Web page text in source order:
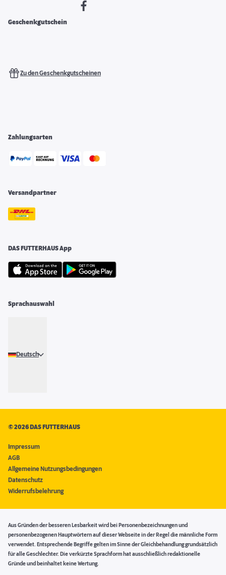
Geschenkgutschein
Zu den Geschenkgutscheinen
Zahlungsarten
Versandpartner
DAS FUTTERHAUS App
Sprachauswahl
Deutsch
©2026 DAS FUTTERHAUS
Impressum
AGB
Allgemeine Nutzungsbedingungen
Datenschutz
Widerrufsbelehrung
Aus Gründen der besseren Lesbarkeit wird bei Personenbezeichnungen und
personenbezogenen Hauptwörtern auf dieser Webseite in der Regel die männliche Form
verwendet. Entsprechende Begriffe gelten im Sinne der Gleichbehandlung grundsätzlich
für alle Geschlechter. Die verkürzte Sprachform hat ausschließlich redaktionelle
Gründe und beinhaltet keine Wertung.